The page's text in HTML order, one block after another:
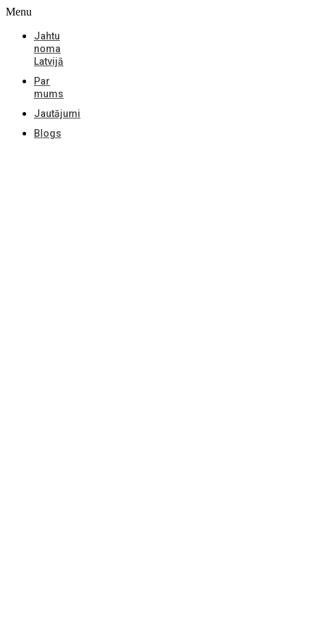
Menu
Jahtu
noma
Latvijā
Par
mums
Jautājumi
Blogs